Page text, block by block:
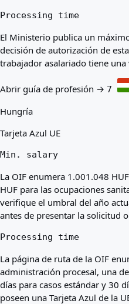
Processing time
El Ministerio publica un
decisión de autorización de
trabajador asalariado tiene una
Abrir guía de profesión → 7
Hungría
Tarjeta Azul UE
Min. salary
La OIF enumera 1.001.048
HUF para las ocupaciones
verifique el umbral del año
antes de presentar la solicitud
Processing time
La página de ruta de la OIF
administración procesal, una
días para casos estándar y 30
poseen una Tarjeta Azul de la